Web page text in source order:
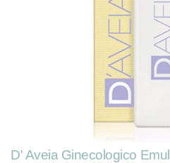
D' Aveia Ginecologico